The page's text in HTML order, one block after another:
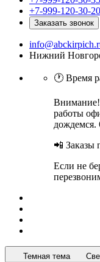
+7-999-120-30-20
Заказать звонок
Нижний
🕐 Время
Внимание!
работы
дождемся.
📲 Заказы
Если не
Темная тема